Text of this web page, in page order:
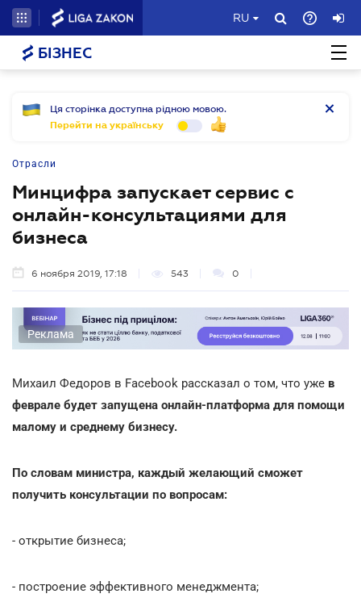
RU
БІЗНЕС
Ця сторінка доступна рідною мовою.
Перейти на українську
Отрасли
Минцифра запускает сервис с
онлайн-консультациями для
бизнеса
6 ноября 2019, 17:18 543 0
Реклама
Михаил Федоров в Facebook рассказал о том, что уже в
феврале будет запущена онлайн-платформа для помощи
малому и среднему бизнесу.
По словам министра, каждый желающий сможет
получить консультации по вопросам:
- открытие бизнеса;
- построение эффективного менеджмента;